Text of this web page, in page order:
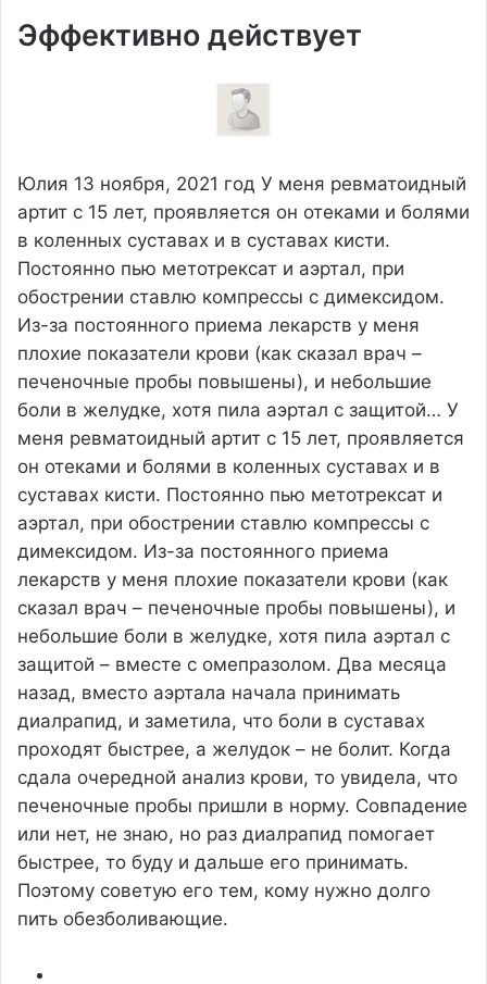
Эффективно действует
Юлия 13 ноября, 2021 год У меня ревматоидный
артит с 15 лет, проявляется он отеками и болями
в коленных суставах и в суставах кисти.
Постоянно пью метотрексат и аэртал, при
обострении ставлю компрессы с димексидом.
Из-за постоянного приема лекарств у меня
плохие показатели крови (как сказал врач –
печеночные пробы повышены), и небольшие
боли в желудке, хотя пила аэртал с защитой… У
меня ревматоидный артит с 15 лет, проявляется
он отеками и болями в коленных суставах и в
суставах кисти. Постоянно пью метотрексат и
аэртал, при обострении ставлю компрессы с
димексидом. Из-за постоянного приема
лекарств у меня плохие показатели крови (как
сказал врач – печеночные пробы повышены), и
небольшие боли в желудке, хотя пила аэртал с
защитой – вместе с омепразолом. Два месяца
назад, вместо аэртала начала принимать
диалрапид, и заметила, что боли в суставах
проходят быстрее, а желудок – не болит. Когда
сдала очередной анализ крови, то увидела, что
печеночные пробы пришли в норму. Совпадение
или нет, не знаю, но раз диалрапид помогает
быстрее, то буду и дальше его принимать.
Поэтому советую его тем, кому нужно долго
пить обезболивающие.